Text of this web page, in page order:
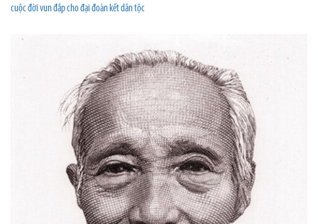
cuộc đời vun đắp cho đại đoàn kết dân tộc